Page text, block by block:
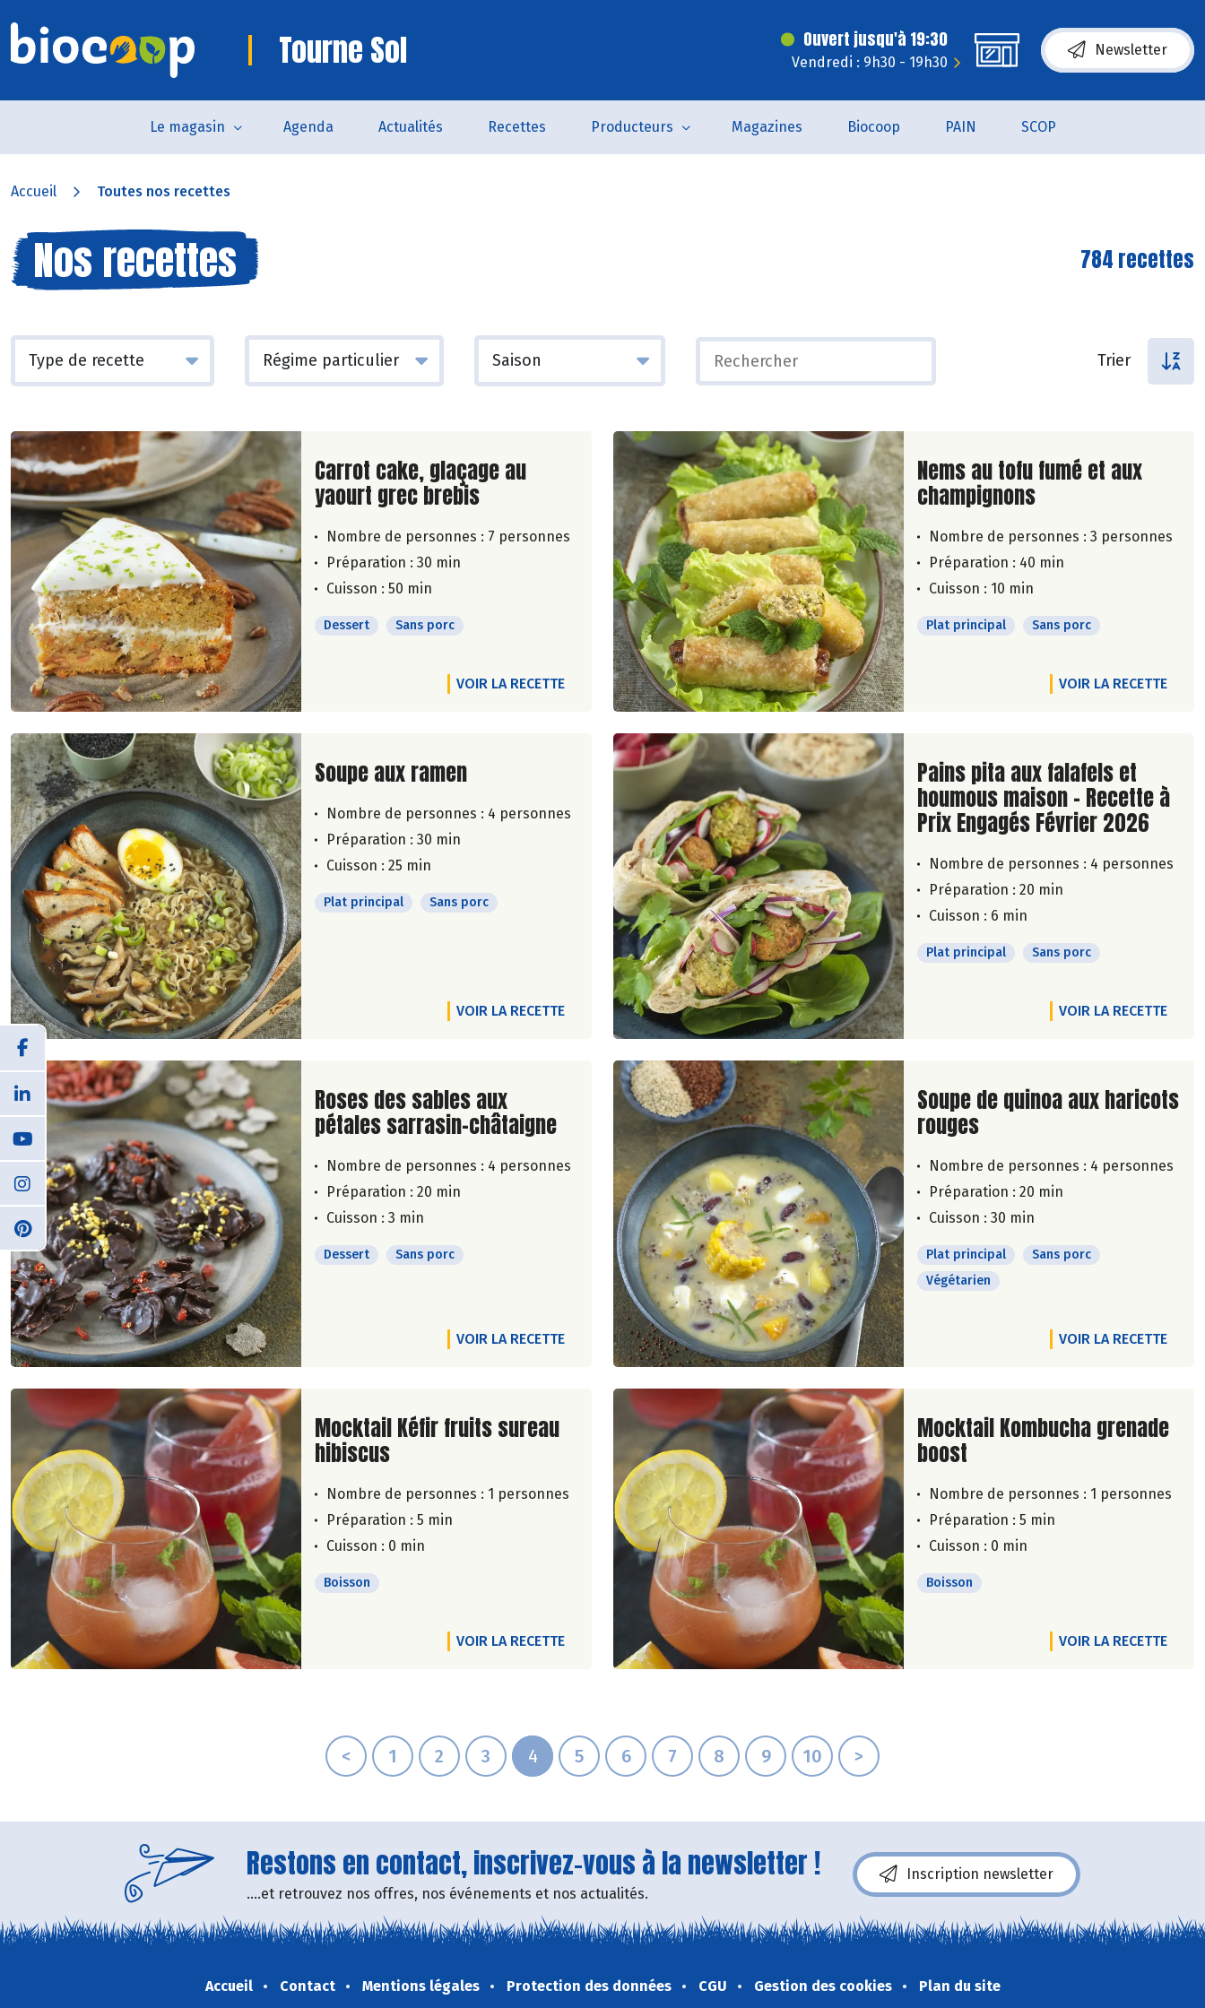
Tourne Sol Ouvert jusqu'à 19:30
Vendredi : 9h30 - 19h30
Newsletter
Le magasin Agenda Actualités Recettes Producteurs Magazines Biocoop PAIN SCOP
Accueil Toutes nos recettes
Nos recettes 784 recettes
Trier
Lire la suite de la recette
Carrot cake, glaçage au
yaourt grec brebis
Nombre de personnes : 7 personnes
Préparation : 30 min
Cuisson : 50 min
Dessert Sans porc
VOIR LA RECETTE
Lire la suite de la recette
Nems au tofu fumé et aux
champignons
Nombre de personnes : 3 personnes
Préparation : 40 min
Cuisson : 10 min
Plat principal Sans porc
VOIR LA RECETTE
Lire la suite de la recette
Soupe aux ramen
Nombre de personnes : 4 personnes
Préparation : 30 min
Cuisson : 25 min
Plat principal Sans porc
VOIR LA RECETTE
Lire la suite de la recette
Pains pita aux falafels et
houmous maison - Recette à
Prix Engagés Février 2026
Nombre de personnes : 4 personnes
Préparation : 20 min
Cuisson : 6 min
Plat principal Sans porc
VOIR LA RECETTE
Lire la suite de la recette
Roses des sables aux
pétales sarrasin-châtaigne
Nombre de personnes : 4 personnes
Préparation : 20 min
Cuisson : 3 min
Dessert Sans porc
VOIR LA RECETTE
Lire la suite de la recette
Soupe de quinoa aux haricots
rouges
Nombre de personnes : 4 personnes
Préparation : 20 min
Cuisson : 30 min
Plat principal
Sans porc
Végétarien
VOIR LA RECETTE
Lire la suite de la recette
Mocktail Kéfir fruits sureau
hibiscus
Nombre de personnes : 1 personnes
Préparation : 5 min
Cuisson : 0 min
Boisson
VOIR LA RECETTE
Lire la suite de la recette
Mocktail Kombucha grenade
boost
Nombre de personnes : 1 personnes
Préparation : 5 min
Cuisson : 0 min
Boisson
VOIR LA RECETTE
< 1 2 3 4 5 6 7 8 9 10 >
Restons en contact, inscrivez-vous à la newsletter !
....et retrouvez nos offres, nos événements et nos actualités.
Inscription newsletter
Accueil Contact Mentions légales Protection des données CGU Gestion des cookies Plan du site